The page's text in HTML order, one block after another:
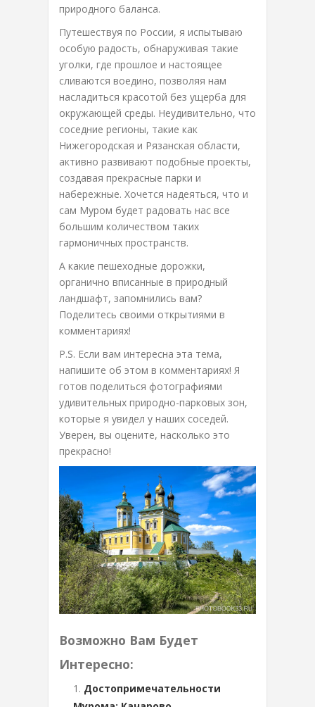
природного баланса.
Путешествуя по России, я испытываю
особую радость, обнаруживая такие
уголки, где прошлое и настоящее
сливаются воедино, позволяя нам
насладиться красотой без ущерба для
окружающей среды. Неудивительно, что
соседние регионы, такие как
Нижегородская и Рязанская области,
активно развивают подобные проекты,
создавая прекрасные парки и
набережные. Хочется надеяться, что и
сам Муром будет радовать нас все
большим количеством таких
гармоничных пространств.
А какие пешеходные дорожки,
органично вписанные в природный
ландшафт, запомнились вам?
Поделитесь своими открытиями в
комментариях!
P.S. Если вам интересна эта тема,
напишите об этом в комментариях! Я
готов поделиться фотографиями
удивительных природно-парковых зон,
которые я увидел у наших соседей.
Уверен, вы оцените, насколько это
прекрасно!
Возможно Вам Будет
Интересно:
Достопримечательности